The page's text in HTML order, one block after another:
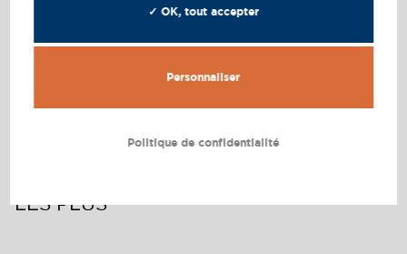
LES PLUS
✓ OK, tout accepter
Personnaliser
Politique de confidentialité